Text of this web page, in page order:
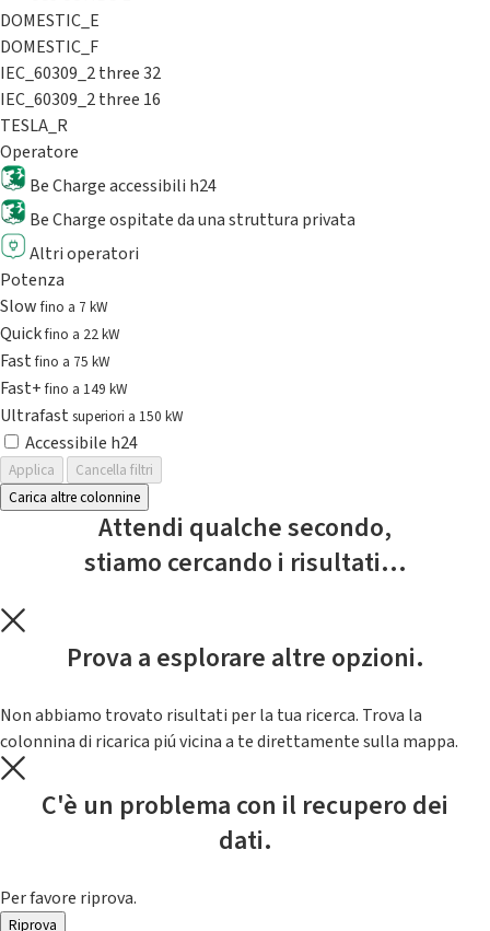
DOMESTIC_E
DOMESTIC_F
IEC_60309_2 three 32
IEC_60309_2 three 16
TESLA_R
Operatore
Be Charge accessibili h24
Be Charge ospitate da una struttura privata
Altri operatori
Potenza
Slowfino a 7 kW
Quickfino a 22 kW
Fastfino a 75 kW
Fast+fino a 149 kW
Ultrafast superiori a 150 kW
Accessibile h24
Applica
Cancella filtri
Carica altre colonnine
Attendi qualche secondo,
stiamo cercando i risultati...
Prova a esplorare altre opzioni.
Non abbiamo trovato risultati per la tua ricerca. Trova la
colonnina di ricarica piú vicina a te direttamente sulla mappa.
C'è un problema con il recupero dei
dati.
Per favore riprova.
Riprova